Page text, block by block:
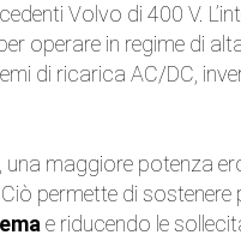
Volvo di 400 V.
operare in regime di
di ricarica AC/DC,
una maggiore potenza
permette di
e riducendo le